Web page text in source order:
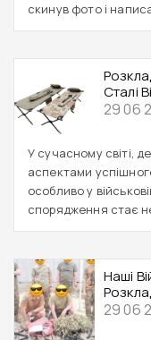
скинув фото і
Сталі
29 06
У сучасному світі,
аспектами
особливо у
спорядження стає
Наші
29 06